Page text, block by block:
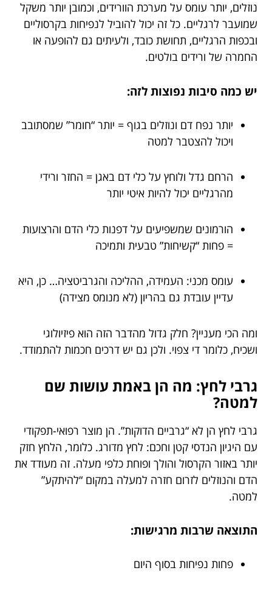
נוזלים, יותר עומס על מערכת הוורידים, וכמובן יותר משקל
שמועבר לרגליים. כל זה יכול להוביל לנפיחות בקרסוליים
ובכפות הרגליים, תחושת כובד, ולעיתים גם להופעה או
החמרה של ורידים בולטים.
יש כמה סיבות נפוצות לזה:
יותר נפח דם ונוזלים בגוף = יותר “חומר” שמסתובב
ויכול להצטבר למטה
הרחם גדל ולוחץ על כלי דם באגן = החזר ורידי
מהרגליים יכול להיות איטי יותר
הורמונים שמשפיעים על דפנות כלי הדם והרצועות
= פחות “קשיחות” טבעית ותמיכה
עומס מכני: העמידה, ההליכה והגרביטציה… כן, היא
עדיין עובדת גם בהריון (לא מנומס מצידה)
ומה הכי מעניין? חלק גדול מהדבר הזה הוא פיזיולוגי
ושכיח, כלומר די צפוי. ולכן גם יש דרכים חכמות להתמודד.
גרבי לחץ: מה הן באמת עושות שם
למטה?
גרבי לחץ הן לא “גרביים הדוקות”. הן מוצר רפואי-תפקודי
עם היגיון הנדסי קטן וחכם: לחץ מדורג. כלומר, הלחץ חזק
יותר באזור הקרסול והולך ופוחת כלפי מעלה. זה מעודד את
הדם והנוזלים לזרום חזרה למעלה במקום “להיתקע”
למטה.
התוצאה שרבות מרגישות:
פחות נפיחות בסוף היום